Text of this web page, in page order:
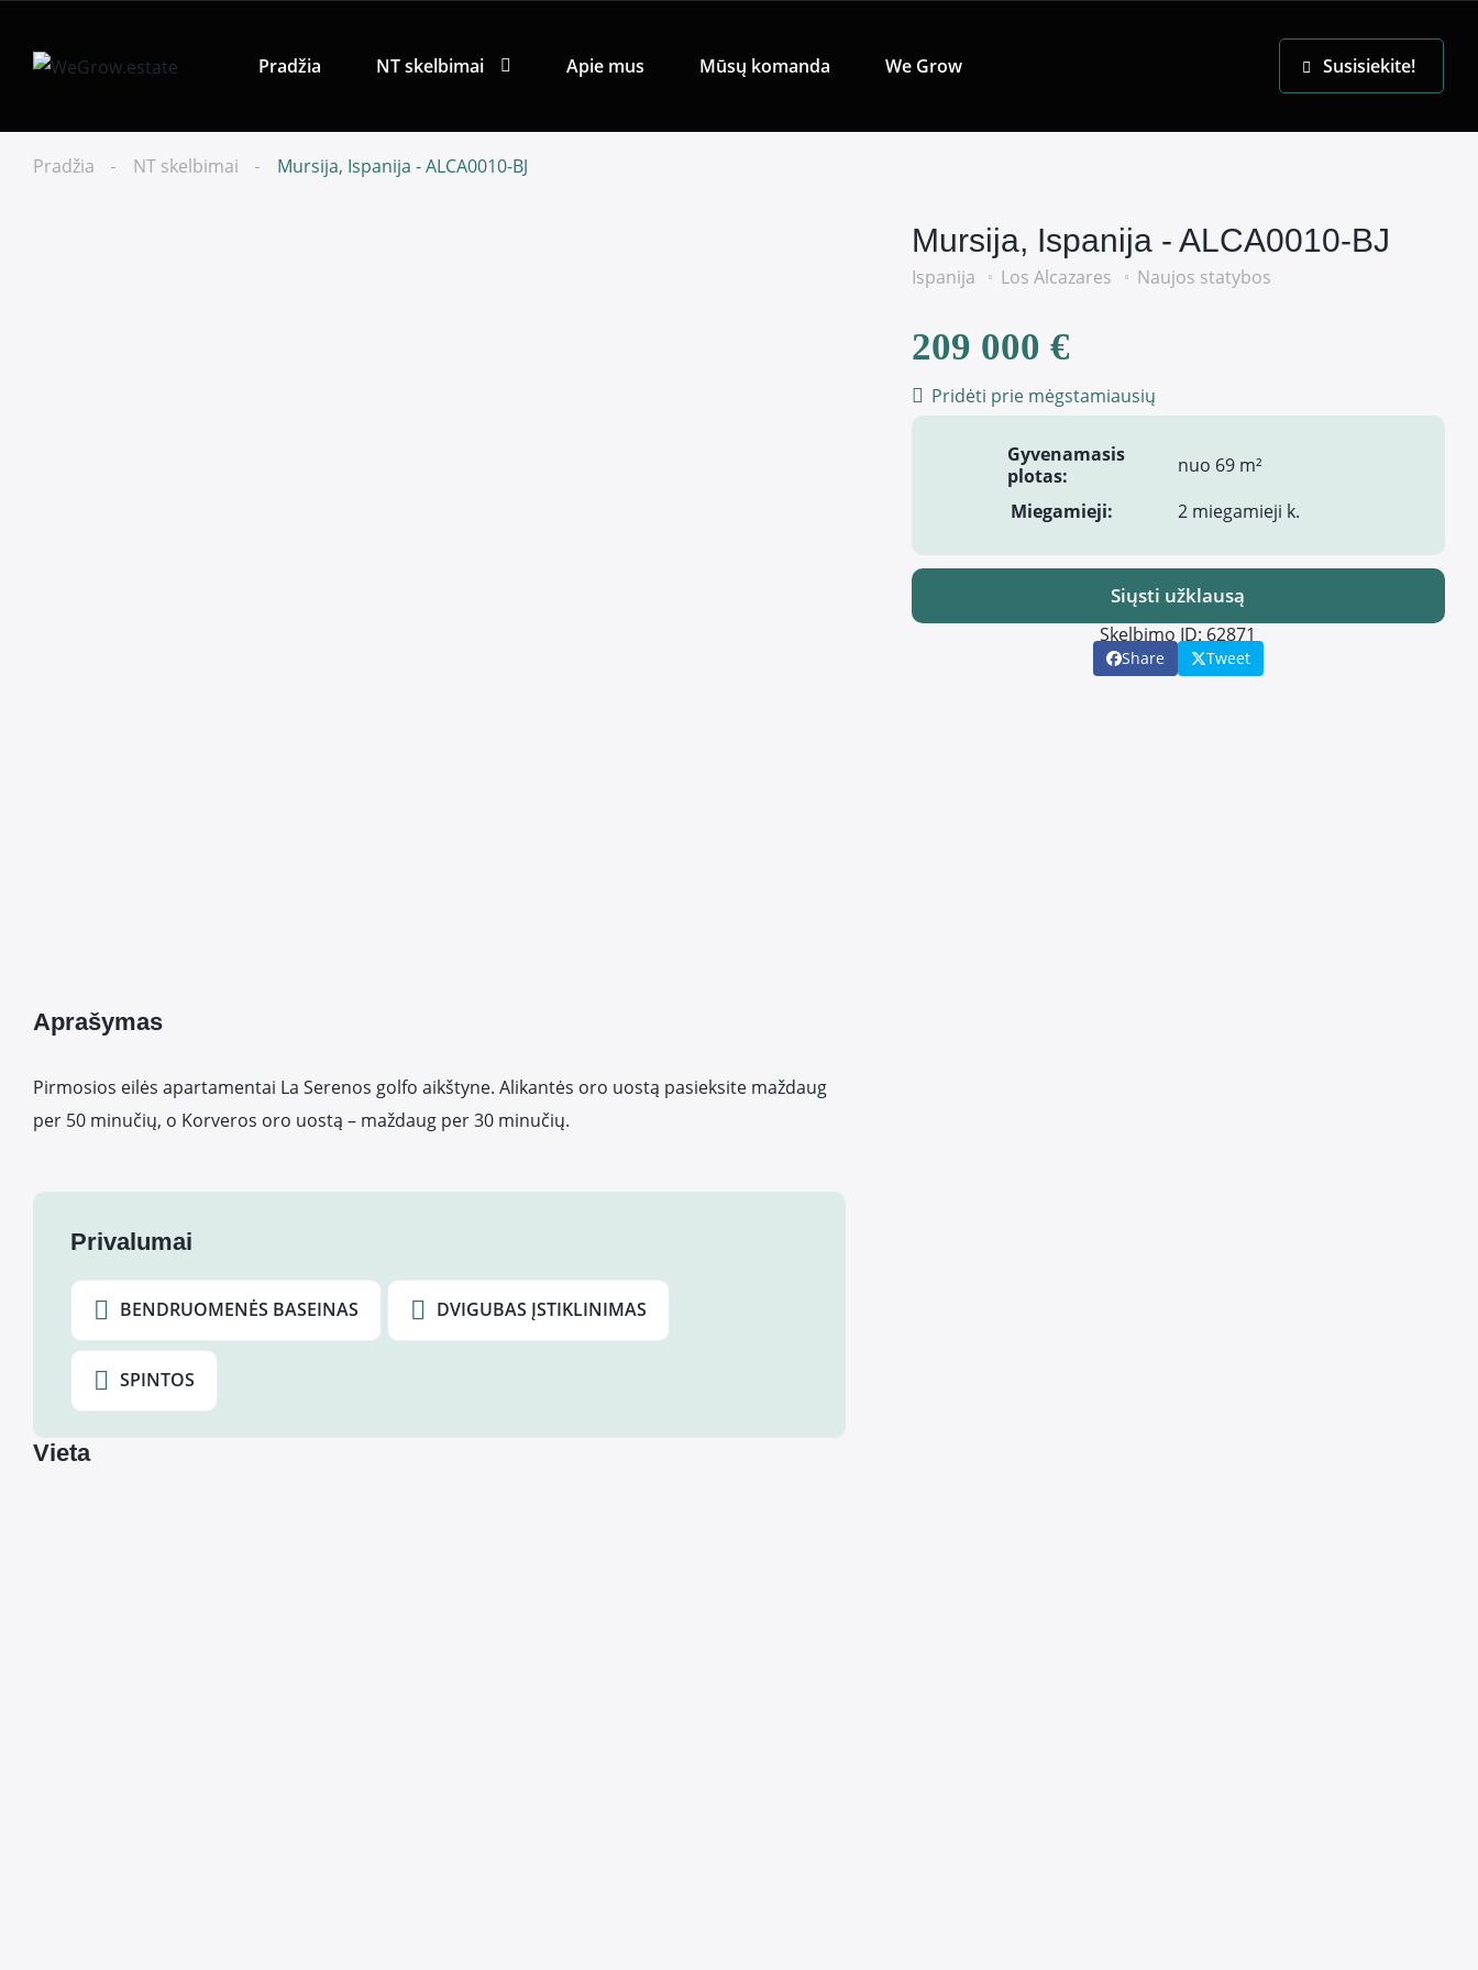
Pradžia NT skelbimai Apie mus Mūsų komanda We Grow Susisiekite!
Pradžia NT skelbimai Mursija, Ispanija - ALCA0010-BJ
Aprašymas
Pirmosios eilės apartamentai La Serenos golfo aikštyne. Alikantės oro uostą pasieksite maždaug
per 50 minučių, o Korveros oro uostą – maždaug per 30 minučių.
Privalumai
BENDRUOMENĖS BASEINAS DVIGUBAS ĮSTIKLINIMAS
SPINTOS
Vieta
Mursija, Ispanija - ALCA0010-BJ
Ispanija Los Alcazares Naujos statybos
209 000 €
Pridėti prie mėgstamiausių
Gyvenamasis
plotas:
nuo 69 m²
Miegamieji:
2 miegamieji k.
Siųsti užklausą
Skelbimo ID: 62871
Share Tweet